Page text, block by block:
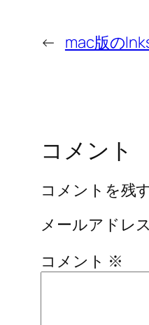
← mac版の
コメント
コメントを残
メールアドレ
コメント ※